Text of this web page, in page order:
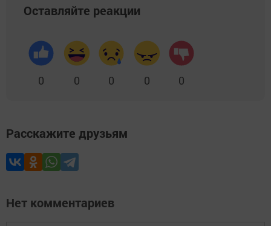
Оставляйте реакции
0 0 0 0 0
Расскажите друзьям
Нет комментариев